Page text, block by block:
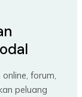
forum,
peluang